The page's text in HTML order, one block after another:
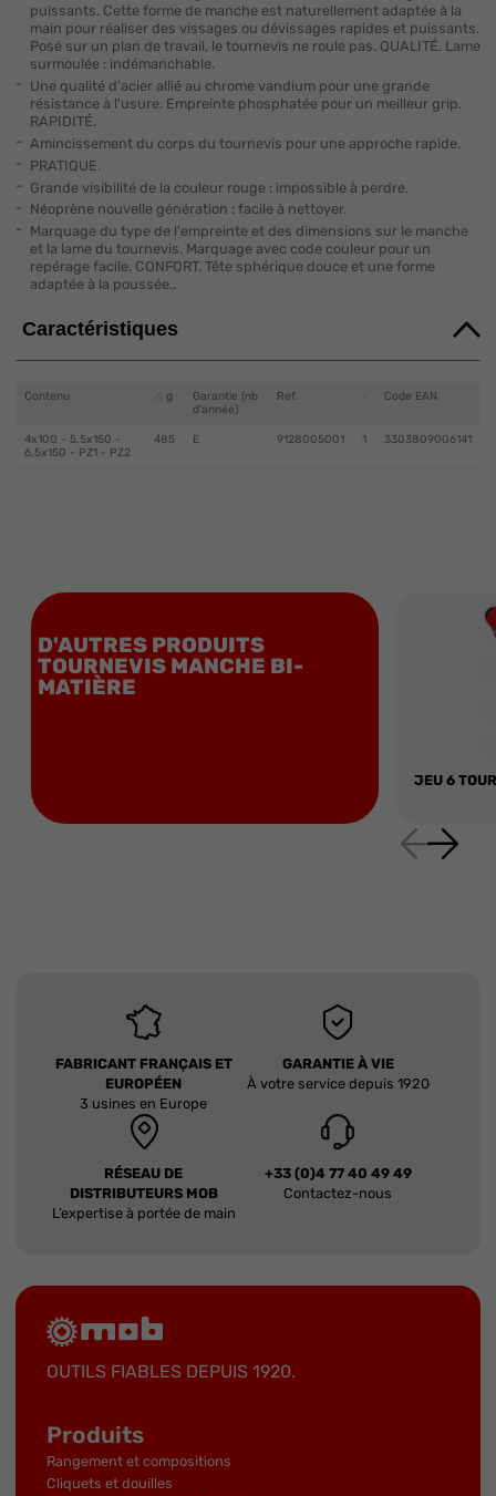
puissants. Cette forme de manche est naturellement adaptée à la
main pour réaliser des vissages ou dévissages rapides et puissants.
Posé sur un plan de travail, le tournevis ne roule pas. QUALITÉ. Lame
surmoulée : indémanchable.
Une qualité d'acier allié au chrome vandium pour une grande
résistance à l'usure. Empreinte phosphatée pour un meilleur grip.
RAPIDITÉ.
Amincissement du corps du tournevis pour une approche rapide.
PRATIQUE.
Grande visibilité de la couleur rouge : impossible à perdre.
Néoprène nouvelle génération : facile à nettoyer.
Marquage du type de l'empreinte et des dimensions sur le manche
et la lame du tournevis. Marquage avec code couleur pour un
repérage facile. CONFORT. Tête sphérique douce et une forme
adaptée à la poussée..
Caractéristiques
Contenu g
Garantie (nb
d'année)
Ref. Code EAN
4x100 - 5,5x150 -
6,5x150 - PZ1 - PZ2
485 E 9128005001 1 3303809006141
D'AUTRES PRODUITS
TOURNEVIS MANCHE BI-
MATIÈRE
JEU 6
FABRICANT FRANÇAIS ET
EUROPÉEN
3 usines en Europe
GARANTIE À VIE
À votre service depuis 1920
RÉSEAU DE
DISTRIBUTEURS MOB
L’expertise à portée de main
+33 (0)4 77 40 49 49
Contactez-nous
OUTILS FIABLES DEPUIS 1920.
Produits
Rangement et compositions
Cliquets et douilles